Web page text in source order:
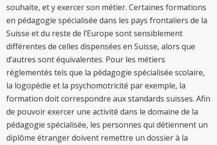
souhaite, et y exercer son métier. Certaines formations
en pédagogie spécialisée dans les pays frontaliers de la
Suisse et du reste de l’Europe sont sensiblement
différentes de celles dispensées en Suisse, alors que
d’autres sont équivalentes. Pour les métiers
réglementés tels que la pédagogie spécialisée scolaire,
la logopédie et la psychomotricité par exemple, la
formation doit correspondre aux standards suisses. Afin
de pouvoir exercer une activité dans le domaine de la
pédagogie spécialisée, les personnes qui détiennent un
diplôme étranger doivent remettre un dossier à la